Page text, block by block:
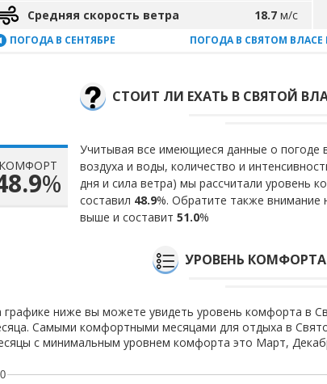
Средняя скорость ветра 18.7 м/с
ПОГОДА В СЕНТЯБРЕ ПОГОДА В СВЯТОМ
СТОИТ ЛИ ЕХАТЬ В СВЯТОЙ
КОМФОРТ
%
Учитывая все имеющиеся данные о погоде
воздуха и воды, количество и
дня и сила ветра) мы рассчитали уровень
составил 48.9%. Обратите также внимание
выше и составит 51.0%
УРОВЕНЬ
графике ниже вы можете увидеть уровень комфорта в
Самыми комфортными месяцами для отдыха в
с минимальным уровнем комфорта это Март,